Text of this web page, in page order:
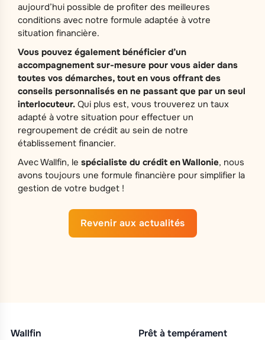
aujourd’hui possible de profiter des meilleures
conditions avec notre formule adaptée à votre
situation financière.
Vous pouvez également bénéficier d’un
accompagnement sur-mesure pour vous aider dans
toutes vos démarches, tout en vous offrant des
conseils personnalisés en ne passant que par un seul
interlocuteur. Qui plus est, vous trouverez un taux
adapté à votre situation pour effectuer un
regroupement de crédit au sein de notre
établissement financier.
Avec Wallfin, le spécialiste du crédit en Wallonie, nous
avons toujours une formule financière pour simplifier la
gestion de votre budget !
Revenir aux actualités
Wallfin Prêt à tempérament